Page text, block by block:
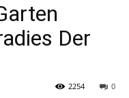
Der
0
2254